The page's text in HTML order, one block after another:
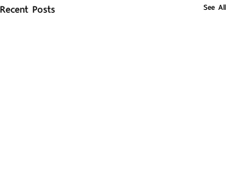
Recent Posts See All